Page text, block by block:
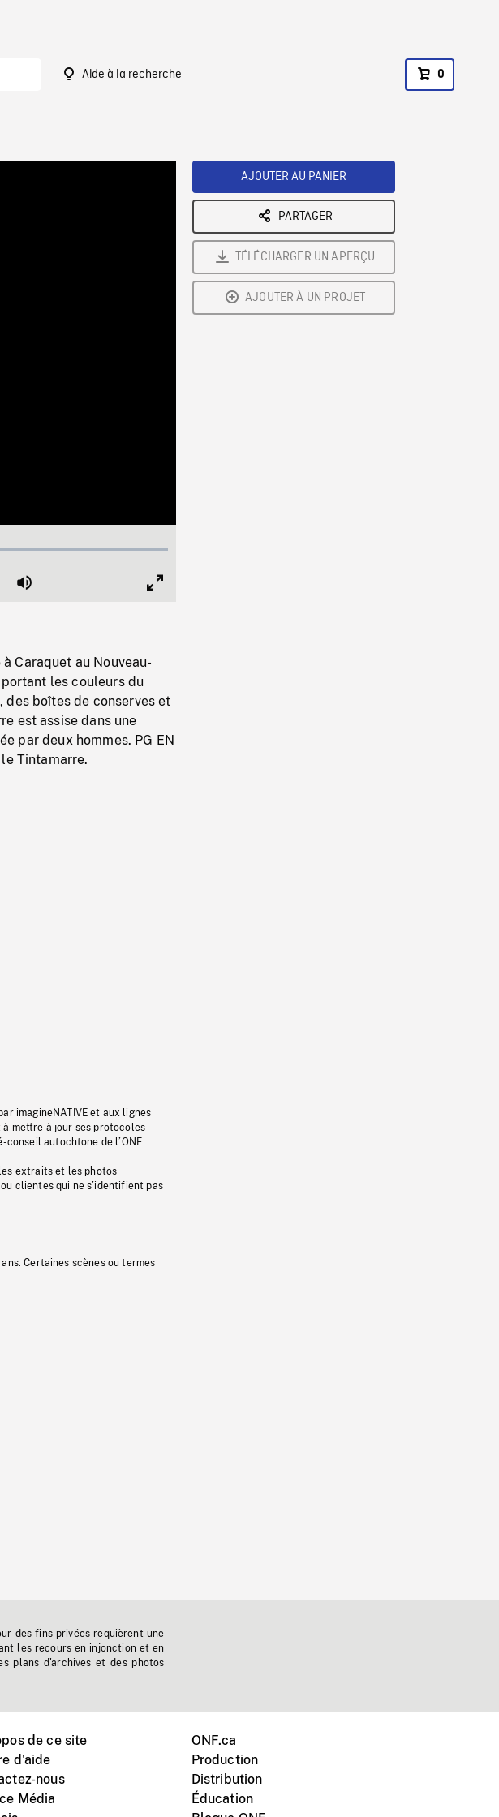
Aide à la recherche 0
Mute
Caraquet au Nouveau-
les couleurs du
des boîtes de conserves et
est assise dans une
par deux hommes. PG EN
Tintamarre.
imagineNATIVE et aux lignes
mettre à jour ses protocoles
conseil autochtone de l’ONF.
extraits et les photos
clientes qui ne s’identifient pas
Certaines scènes ou termes
AJOUTER AU PANIER
PARTAGER
TÉLÉCHARGER UN APERÇU
AJOUTER À UN PROJET
des fins privées requièrent une
les recours en injonction et en
plans d'archives et des photos
de ce site
d'aide
nous
Média
ONF.ca
Production
Distribution
Éducation